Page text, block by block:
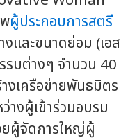
ผู้ประกอบการสตรี
และขนาดย่อม (เอส
รมต่างๆ จำนวน 40
เครือข่ายพันธมิตร
างผู้เข้าร่วมอบรม
ผู้จัดการใหญ่ผู้